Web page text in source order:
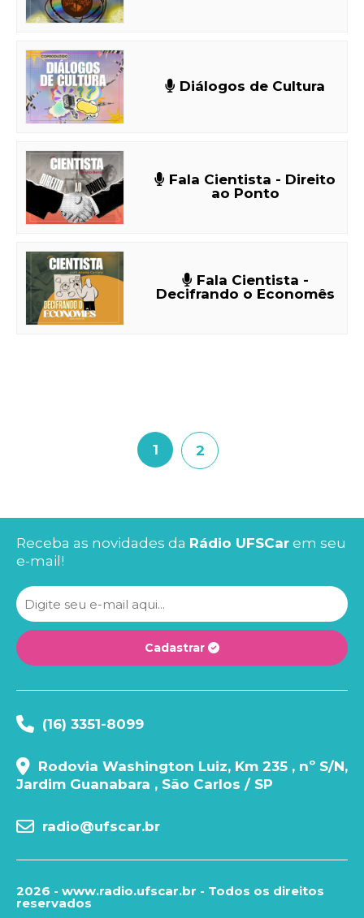
Diálogos de Cultura
Fala Cientista - Direito
ao Ponto
Fala Cientista -
Decifrando o Economês
1 2
Receba as novidades da Rádio UFSCar em seu
e-mail!
Cadastrar
(16) 3351-8099
Rodovia Washington Luiz, Km 235 , nº S/N,
Jardim Guanabara , São Carlos / SP
radio@ufscar.br
2026 - www.radio.ufscar.br - Todos os direitos
reservados